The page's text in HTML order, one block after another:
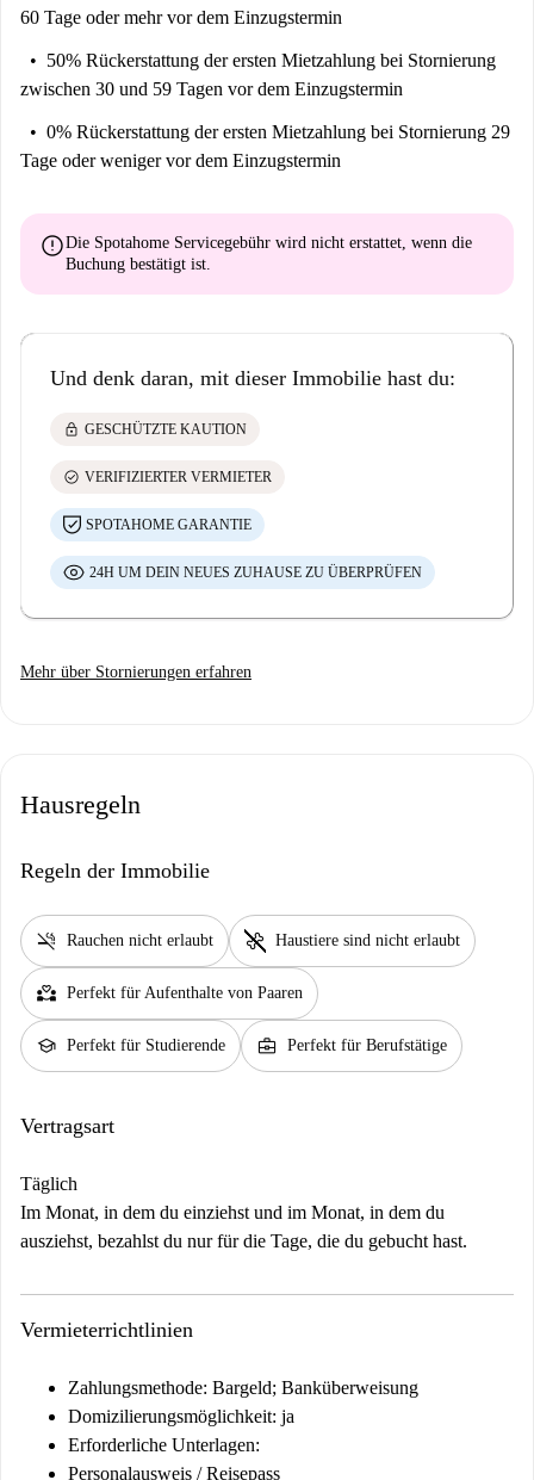
60 Tage oder mehr vor dem Einzugstermin
50% Rückerstattung der ersten Mietzahlung bei Stornierung
zwischen 30 und 59 Tagen vor dem Einzugstermin
0% Rückerstattung der ersten Mietzahlung bei Stornierung 29
Tage oder weniger vor dem Einzugstermin
errorDie Spotahome Servicegebühr wird nicht erstattet, wenn die
Buchung bestätigt ist.
Und denk daran, mit dieser Immobilie hast du:
lock GESCHÜTZTE KAUTION
check_circle VERIFIZIERTER VERMIETER
SPOTAHOME GARANTIE
24H UM DEIN NEUES ZUHAUSE ZU ÜBERPRÜFEN
Mehr über Stornierungen erfahren
Hausregeln
Regeln der Immobilie
smoke_free Rauchen nicht erlaubt pet_supplies Haustiere sind nicht erlaubt
partner_heart Perfekt für Aufenthalte von Paaren
school Perfekt für Studierende business_center Perfekt für Berufstätige
Vertragsart
Täglich
Im Monat, in dem du einziehst und im Monat, in dem du
ausziehst, bezahlst du nur für die Tage, die du gebucht hast.
Vermieterrichtlinien
Zahlungsmethode: Bargeld; Banküberweisung
Domizilierungsmöglichkeit: ja
Erforderliche Unterlagen:
Personalausweis / Reisepass